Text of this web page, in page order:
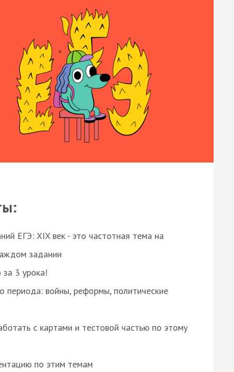
ЕГЭ: XIX век - это частотная тема на
задании
за 3 урока!
периода: войны, реформы, политические
с картами и тестовой частью по этому
по этим темам